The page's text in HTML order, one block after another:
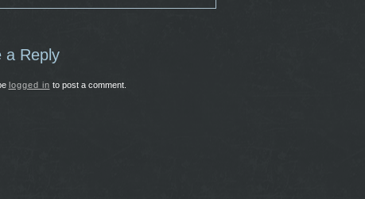
a Reply
logged in to post a comment.